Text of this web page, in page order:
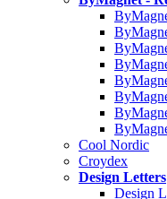
Cool Nordic
Croydex
Design Letters
Design